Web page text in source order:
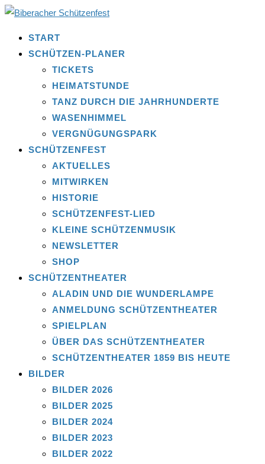
START
SCHÜTZEN-PLANER
TICKETS
HEIMATSTUNDE
TANZ DURCH DIE JAHRHUNDERTE
WASENHIMMEL
VERGNÜGUNGSPARK
SCHÜTZENFEST
AKTUELLES
MITWIRKEN
HISTORIE
SCHÜTZENFEST-LIED
KLEINE SCHÜTZENMUSIK
NEWSLETTER
SHOP
SCHÜTZENTHEATER
ALADIN UND DIE WUNDERLAMPE
ANMELDUNG SCHÜTZENTHEATER
SPIELPLAN
ÜBER DAS SCHÜTZENTHEATER
SCHÜTZENTHEATER 1859 BIS HEUTE
BILDER
BILDER 2026
BILDER 2025
BILDER 2024
BILDER 2023
BILDER 2022